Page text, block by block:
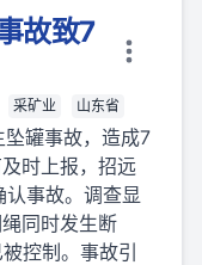
故致7
采矿业 山东省
罐事故，造成7
时上报，招远
事故。调查显
同时发生断
控制。事故引